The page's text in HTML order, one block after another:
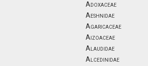
Adoxaceae
Aeshnidae
Agaricaceae
Aizoaceae
Alaudidae
Alcedinidae